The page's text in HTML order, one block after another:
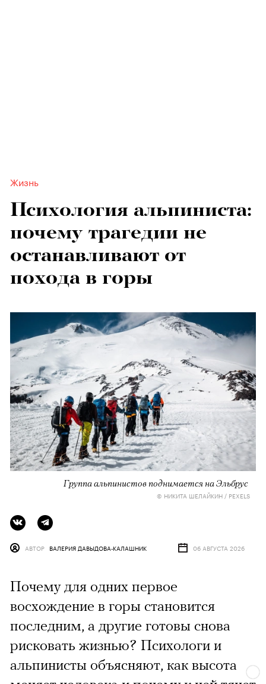
Жизнь
Психология альпиниста:
почему трагедии не
останавливают от
похода в горы
Группа альпинистов поднимается на Эльбрус
© НИКИТА ШЕЛАЙКИН / PEXELS
АВТОР ВАЛЕРИЯ ДАВЫДОВА-КАЛАШНИК 06 АВГУСТА 2026
Почему для одних первое
восхождение в горы становится
последним, а другие готовы снова
рисковать жизнью? Психологи и
альпинисты объясняют, как высота